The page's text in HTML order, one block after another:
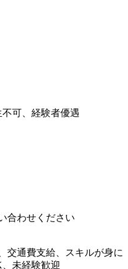
可、経験者優遇
合わせください
交通費支給、スキルが身に
未経験歓迎